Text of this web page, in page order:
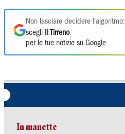
Non lasciare decidere l'algoritmo:
scegli
Il Tirreno
per le tue notizie su Google
In manette